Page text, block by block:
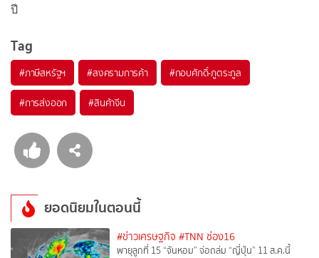
ปี
Tag
#ภาษีสหรัฐฯ #สงครามการค้า #กอบศักดิ์-ภูตระกูล
#การส่งออก #สินค้าจีน
ยอดนิยมในตอนนี้
#ข่าวเศรษฐกิจ #TNN ช่อง16
พายุลูกที่ 15 “จันหอม” จ่อถล่ม “ญี่ปุ่น” 11 ส.ค.นี้